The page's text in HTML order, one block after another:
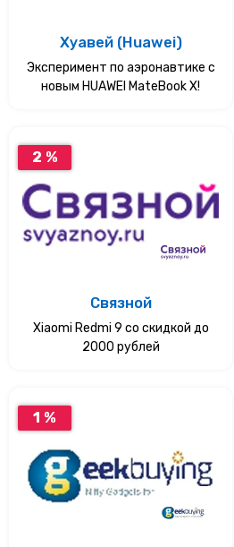
Хуавей (Huawei)
Эксперимент по аэронавтике с
новым HUAWEI MateBook X!
2 %
Связной
Xiaomi Redmi 9 со скидкой до
2000 рублей
1 %